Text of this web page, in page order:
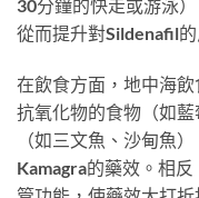
30分鐘的快走或游泳
從而提升對Sildenafil的
在飲食方面，地中海
抗氧化物的食物（如
（如三文魚、沙甸魚
Kamagra的藥效。相